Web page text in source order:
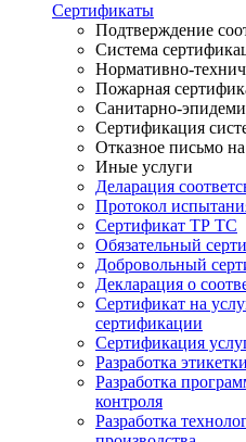
Сертификаты
Подтверждение
Система
Нормативно-
Пожарная
Санитарно-
Сертификация
Отказное письмо
Иные услуги
Деларация
Протокол
Сертификат ТР ТС
Обязательный
Добровольный
Декларация о
Сертификат на
сертификации
Сертификация
Разработка
Разработка
контроля
Разработка